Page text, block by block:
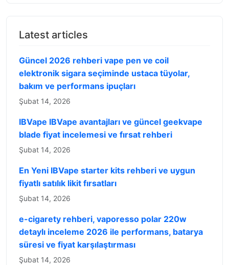
Latest articles
Güncel 2026 rehberi vape pen ve coil
elektronik sigara seçiminde ustaca tüyolar,
bakım ve performans ipuçları
Şubat 14, 2026
IBVape IBVape avantajları ve güncel geekvape
blade fiyat incelemesi ve fırsat rehberi
Şubat 14, 2026
En Yeni IBVape starter kits rehberi ve uygun
fiyatlı satılık likit fırsatları
Şubat 14, 2026
e-cigarety rehberi, vaporesso polar 220w
detaylı inceleme 2026 ile performans, batarya
süresi ve fiyat karşılaştırması
Şubat 14, 2026